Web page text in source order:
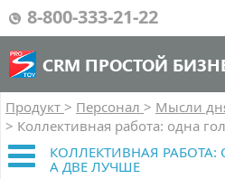
8-800-333-21-22
CRM ПРОСТОЙ
Продукт > Персонал > Мысли
> Коллективная работа: одна
КОЛЛЕКТИВНАЯ
А ДВЕ ЛУЧШЕ